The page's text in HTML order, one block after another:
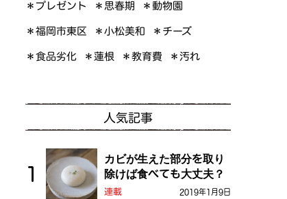
＊プレゼント ＊思春期 ＊動物園
＊福岡市東区 ＊小松美和 ＊チーズ
＊食品劣化 ＊蓮根 ＊教育費 ＊汚れ
人気記事
カビが生えた部分を取り
除けば食べても大丈夫？
連載 2019年1月9日